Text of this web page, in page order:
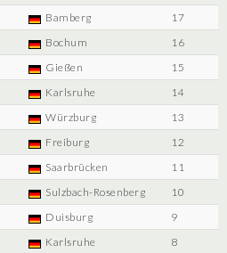
Bamberg
17
Bochum
16
Gießen
15
Karlsruhe
14
Würzburg
13
Freiburg
12
Saarbrücken
11
Sulzbach-Rosenberg
10
Duisburg
9
Karlsruhe
8